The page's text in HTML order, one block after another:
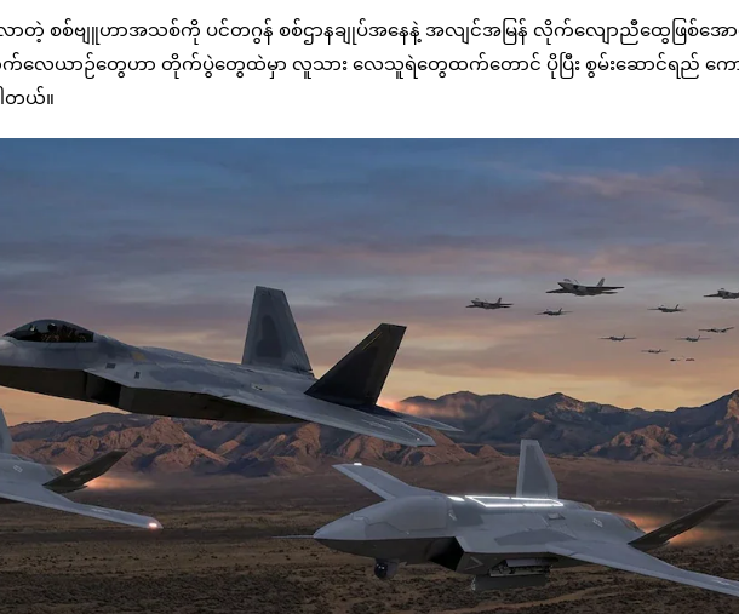
လာတဲ့ စစ်ဗျူဟာအသစ်ကို ပင်တဂွန် စစ်ဌာနချုပ်အနေနဲ့ အလျင်အမြန် လိုက်လျောညီထွေဖြစ်အေ
မဲ့ တိုက်လေယာဉ်တွေဟာ တိုက်ပွဲတွေထဲမှာ လူသား လေသူရဲတွေထက်တောင် ပိုပြီး စွမ်းဆောင်ရည် ကော
တယ်။